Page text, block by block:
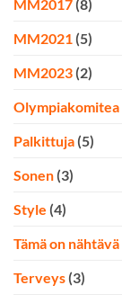
MM2017 (8)
MM2021 (5)
MM2023 (2)
Olympiakomitea
Palkittuja (5)
Sonen (3)
Style (4)
Tämä on nähtävä
Terveys (3)